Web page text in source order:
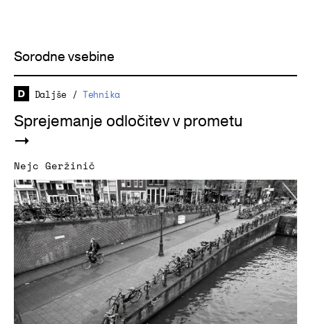
Sorodne vsebine
Daljše /Tehnika
Sprejemanje odločitev v prometu
Nejc Geržinič